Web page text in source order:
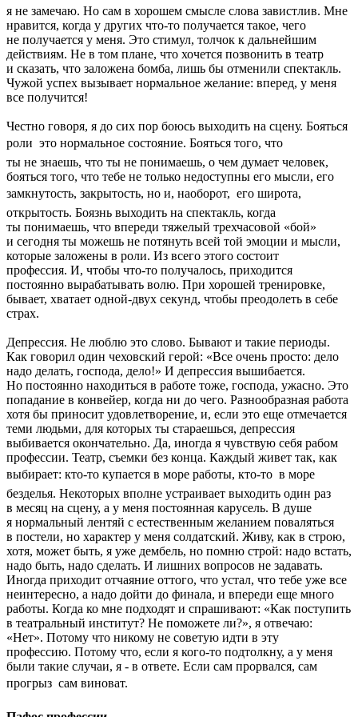
я не замечаю. Но сам в хорошем смысле слова завистлив. Мне
нравится, когда у других что-то получается такое, чего
не получается у меня. Это стимул, толчок к дальнейшим
действиям. Не в том плане, что хочется позвонить в театр
и сказать, что заложена бомба, лишь бы отменили спектакль.
Чужой успех вызывает нормальное желание: вперед, у меня
все получится!
Честно говоря, я до сих пор боюсь выходить на сцену. Бояться
роли  это нормальное состояние. Бояться того, что
ты не знаешь, что ты не понимаешь, о чем думает человек,
бояться того, что тебе не только недоступны его мысли, его
замкнутость, закрытость, но и, наоборот,  его широта,
открытость. Боязнь выходить на спектакль, когда
ты понимаешь, что впереди тяжелый трехчасовой «бой»
и сегодня ты можешь не потянуть всей той эмоции и мысли,
которые заложены в роли. Из всего этого состоит
профессия. И, чтобы что-то получалось, приходится
постоянно вырабатывать волю. При хорошей тренировке,
бывает, хватает одной-двух секунд, чтобы преодолеть в себе
страх.
Депрессия. Не люблю это слово. Бывают и такие периоды.
Как говорил один чеховский герой: «Все очень просто: дело
надо делать, господа, дело!» И депрессия вышибается.
Но постоянно находиться в работе тоже, господа, ужасно. Это
попадание в конвейер, когда ни до чего. Разнообразная работа
хотя бы приносит удовлетворение, и, если это еще отмечается
теми людьми, для которых ты стараешься, депрессия
выбивается окончательно. Да, иногда я чувствую себя рабом
профессии. Театр, съемки без конца. Каждый живет так, как
выбирает: кто-то купается в море работы, кто-то  в море
безделья. Некоторых вполне устраивает выходить один раз
в месяц на сцену, а у меня постоянная карусель. В душе
я нормальный лентяй с естественным желанием поваляться
в постели, но характер у меня солдатский. Живу, как в строю,
хотя, может быть, я уже дембель, но помню строй: надо встать,
надо быть, надо сделать. И лишних вопросов не задавать.
Иногда приходит отчаяние оттого, что устал, что тебе уже все
неинтересно, а надо дойти до финала, и впереди еще много
работы. Когда ко мне подходят и спрашивают: «Как поступить
в театральный институт? Не поможете ли?», я отвечаю:
«Нет». Потому что никому не советую идти в эту
профессию. Потому что, если я кого-то подтолкну, а у меня
были такие случаи, я - в ответе. Если сам прорвался, сам
прогрыз  сам виноват.